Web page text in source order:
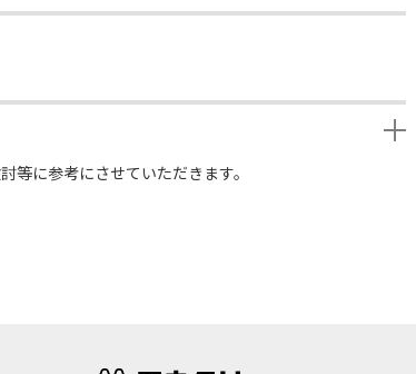
等に参考にさせていただきます。